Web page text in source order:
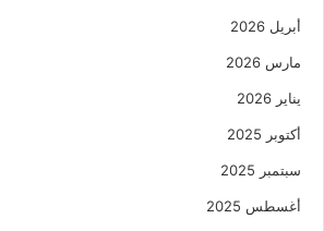
أبريل 2026
مارس 2026
يناير 2026
أكتوبر 2025
سبتمبر 2025
أغسطس 2025